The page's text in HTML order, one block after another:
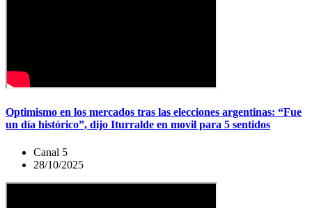
Optimismo en los mercados tras las elecciones argentinas: “Fue
un día histórico”, dijo Iturralde en movil para 5 sentidos
Canal 5
28/10/2025